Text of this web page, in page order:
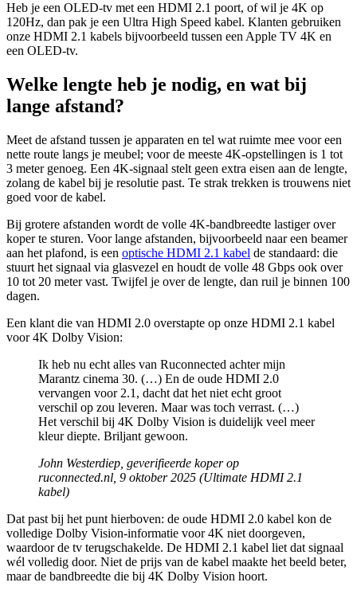
Heb je een OLED-tv met een HDMI 2.1 poort, of wil je 4K op
120Hz, dan pak je een Ultra High Speed kabel. Klanten gebruiken
onze HDMI 2.1 kabels bijvoorbeeld tussen een Apple TV 4K en
een OLED-tv.
Welke lengte heb je nodig, en wat bij
lange afstand?
Meet de afstand tussen je apparaten en tel wat ruimte mee voor een
nette route langs je meubel; voor de meeste 4K-opstellingen is 1 tot
3 meter genoeg. Een 4K-signaal stelt geen extra eisen aan de lengte,
zolang de kabel bij je resolutie past. Te strak trekken is trouwens niet
goed voor de kabel.
Bij grotere afstanden wordt de volle 4K-bandbreedte lastiger over
koper te sturen. Voor lange afstanden, bijvoorbeeld naar een beamer
aan het plafond, is een optische HDMI 2.1 kabel de standaard: die
stuurt het signaal via glasvezel en houdt de volle 48 Gbps ook over
10 tot 20 meter vast. Twijfel je over de lengte, dan ruil je binnen 100
dagen.
Een klant die van HDMI 2.0 overstapte op onze HDMI 2.1 kabel
voor 4K Dolby Vision:
Ik heb nu echt alles van Ruconnected achter mijn
Marantz cinema 30. (…) En de oude HDMI 2.0
vervangen voor 2.1, dacht dat het niet echt groot
verschil op zou leveren. Maar was toch verrast. (…)
Het verschil bij 4K Dolby Vision is duidelijk veel meer
kleur diepte. Briljant gewoon.
John Westerdiep, geverifieerde koper op
ruconnected.nl, 9 oktober 2025 (Ultimate HDMI 2.1
kabel)
Dat past bij het punt hierboven: de oude HDMI 2.0 kabel kon de
volledige Dolby Vision-informatie voor 4K niet doorgeven,
waardoor de tv terugschakelde. De HDMI 2.1 kabel liet dat signaal
wél volledig door. Niet de prijs van de kabel maakte het beeld beter,
maar de bandbreedte die bij 4K Dolby Vision hoort.